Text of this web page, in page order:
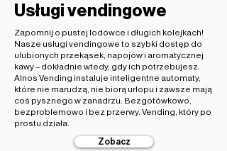
Usługi vendingowe
Zapomnij o pustej lodówce i długich kolejkach!
Nasze usługi vendingowe to szybki dostęp do
ulubionych przekąsek, napojów i aromatycznej
kawy – dokładnie wtedy, gdy ich potrzebujesz.
Alnos Vending instaluje inteligentne automaty,
które nie marudzą, nie biorą urlopu i zawsze mają
coś pysznego w zanadrzu. Bezgotówkowo,
bezproblemowo i bez przerwy. Vending, który po
prostu działa.
Zobacz